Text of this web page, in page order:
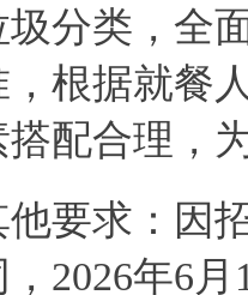
圾分类，全
，根据就餐
搭配合理，
他要求：因
，2026年6